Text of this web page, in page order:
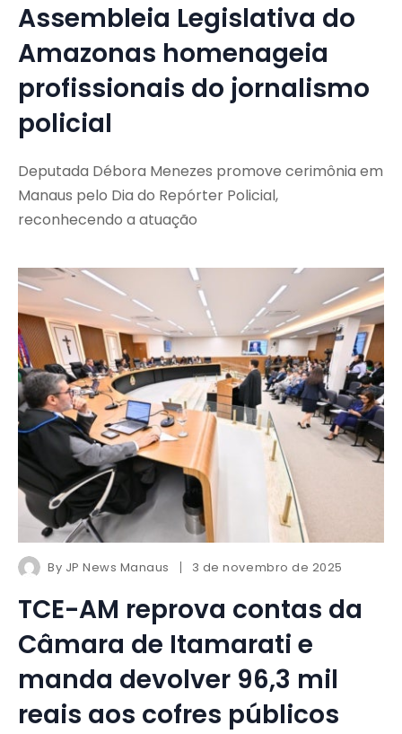
Assembleia Legislativa do
Amazonas homenageia
profissionais do jornalismo
policial
Deputada Débora Menezes promove cerimônia em
Manaus pelo Dia do Repórter Policial,
reconhecendo a atuação
By JP News Manaus 3 de novembro de 2025
TCE-AM reprova contas da
Câmara de Itamarati e
manda devolver 96,3 mil
reais aos cofres públicos